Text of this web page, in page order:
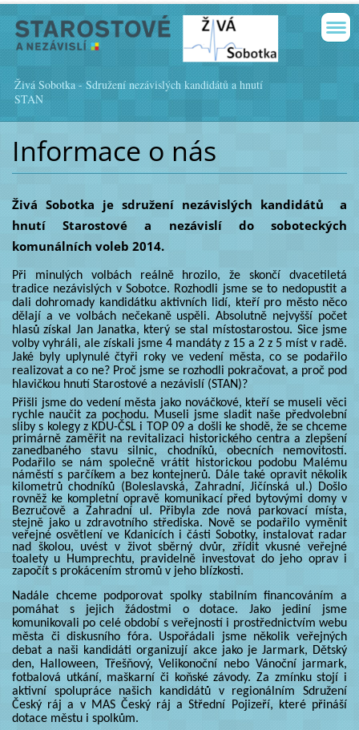
Živá Sobotka - Sdružení nezávislých kandidátů a hnutí
STAN
Informace o nás
Živá Sobotka je sdružení nezávislých kandidátů a
hnutí Starostové a nezávislí do soboteckých
komunálních voleb 2014.
Při minulých volbách reálně hrozilo, že skončí dvacetiletá
tradice nezávislých v Sobotce. Rozhodli jsme se to nedopustit a
dali dohromady kandidátku aktivních lidí, kteří pro město něco
dělají a ve volbách nečekaně uspěli. Absolutně nejvyšší počet
hlasů získal Jan Janatka, který se stal místostarostou. Sice jsme
volby vyhráli, ale získali jsme 4 mandáty z 15 a 2 z 5 míst v radě.
Jaké byly uplynulé čtyři roky ve vedení města, co se podařilo
realizovat a co ne? Proč jsme se rozhodli pokračovat, a proč pod
hlavičkou hnutí Starostové a nezávislí (STAN)?
Přišli jsme do vedení města jako nováčkové, kteří se museli věci
rychle naučit za pochodu. Museli jsme sladit naše předvolební
sliby s kolegy z KDU-ČSL i TOP 09 a došli ke shodě, že se chceme
primárně zaměřit na revitalizaci historického centra a zlepšení
zanedbaného stavu silnic, chodníků, obecních nemovitostí.
Podařilo se nám společně vrátit historickou podobu Malému
náměstí s parčíkem a bez kontejnerů. Dále také opravit několik
kilometrů chodníků (Boleslavská, Zahradní, Jičínská ul.) Došlo
rovněž ke kompletní opravě komunikací před bytovými domy v
Bezručově a Zahradní ul. Přibyla zde nová parkovací místa,
stejně jako u zdravotního střediska. Nově se podařilo vyměnit
veřejné osvětlení ve Kdanicích i části Sobotky, instalovat radar
nad školou, uvést v život sběrný dvůr, zřídit vkusné veřejné
toalety u Humprechtu, pravidelně investovat do jeho oprav i
započít s prokácením stromů v jeho blízkosti.
Nadále chceme podporovat spolky stabilním financováním a
pomáhat s jejich žádostmi o dotace. Jako jediní jsme
komunikovali po celé období s veřejností i prostřednictvím webu
města či diskusního fóra. Uspořádali jsme několik veřejných
debat a naši kandidáti organizují akce jako je Jarmark, Dětský
den, Halloween, Třešňový, Velikonoční nebo Vánoční jarmark,
fotbalová utkání, maškarní či koňské závody. Za zmínku stojí i
aktivní spolupráce našich kandidátů v regionálním Sdružení
Český ráj a v MAS Český ráj a Střední Pojizeří, které přináší
dotace městu i spolkům.